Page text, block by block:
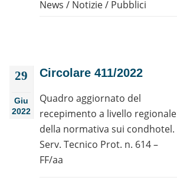
News / Notizie/ Pubblici
29
Giu
2022
Circolare 411/2022
Quadro aggiornato del
recepimento a livello regionale
della normativa sui condhotel.
Serv. Tecnico Prot. n. 614 –
FF/aa